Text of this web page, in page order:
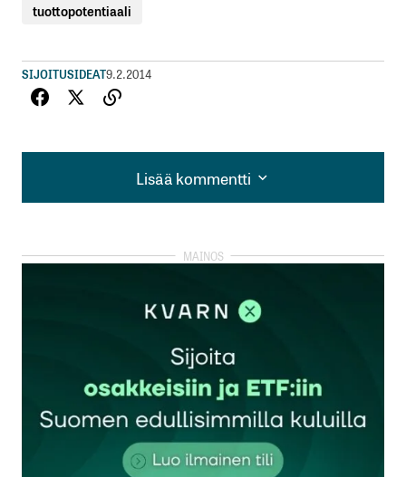
tuottopotentiaali
SIJOITUSIDEAT9.2.2014
Lisää kommentti
Lisää kommentti
kirjautua
rekisteröityä
Sähköpostiosoitettasi ei julkaista.Pakolliset
kentät on merkitty*